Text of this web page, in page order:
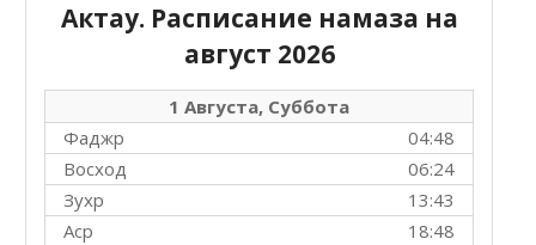
Актау. Расписание намаза на
август 2026
1 Августа, Суббота
04:48
Фаджр
06:24
Восход
13:43
Зухр
18:48
Аср